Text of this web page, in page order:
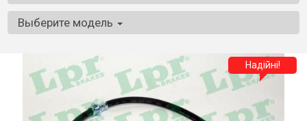
Выберите модель
Надійні!